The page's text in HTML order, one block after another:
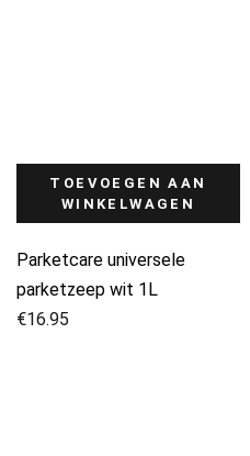
TOEVOEGEN AAN
WINKELWAGEN
Parketcare universele
parketzeep wit 1L
€16.95